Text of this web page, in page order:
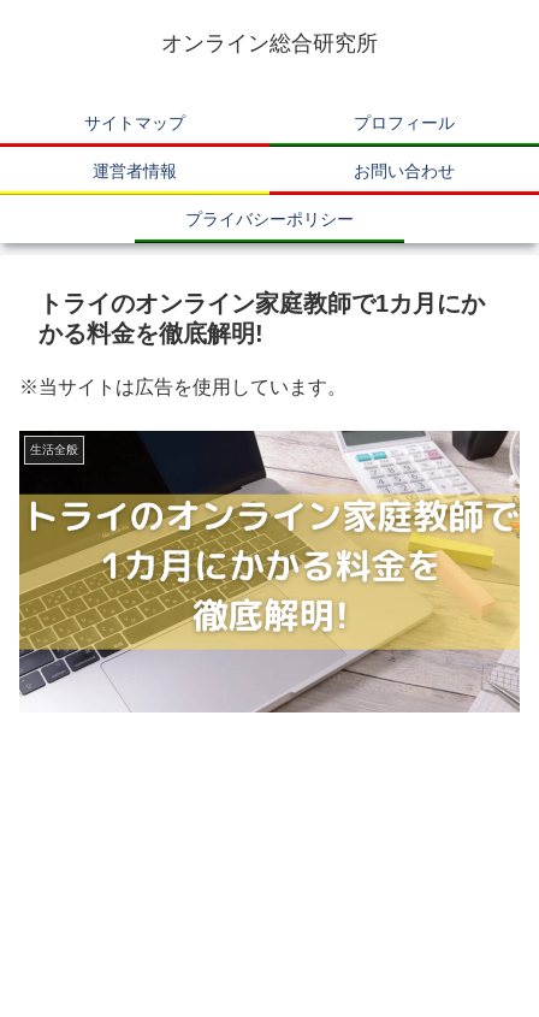
オンライン総合研究所
サイトマップ プロフィール
運営者情報 お問い合わせ
プライバシーポリシー
トライのオンライン家庭教師で1カ月にか
かる料金を徹底解明!
※当サイトは広告を使用しています。
生活全般